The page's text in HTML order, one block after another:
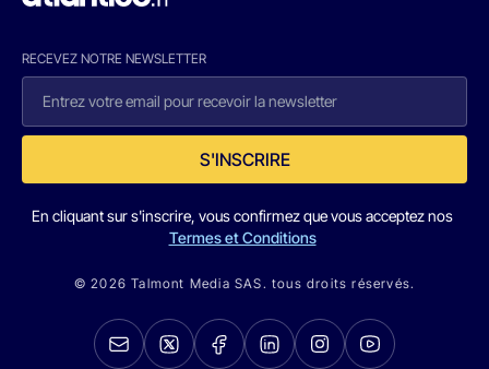
RECEVEZ NOTRE NEWSLETTER
S'INSCRIRE
En cliquant sur s'inscrire, vous confirmez que vous acceptez nos
Termes et Conditions
© 2026 Talmont Media SAS. tous droits réservés.